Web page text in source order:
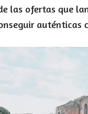
las ofertas que
auténticas